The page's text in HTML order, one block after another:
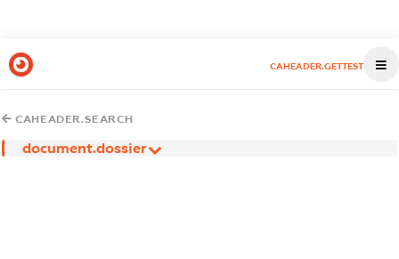
CAHEADER.GETTEST
CAHEADER.SEARCH
document.dossier